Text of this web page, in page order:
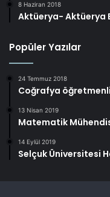
8 Haziran 2018
Aktüerya- Aktüerya
Popüler Yazılar
24 Temmuz 2018
Coğrafya
13 Nisan 2019
Matematik
14 Eylül 2019
Selçuk Üniversitesi